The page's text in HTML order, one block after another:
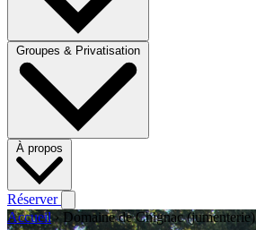
Groupes & Privatisation
À propos
Réserver
Accueil › Domaine de Chignac (jumenterie)